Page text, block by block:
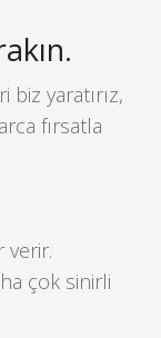
yaratırız,
fırsatla
verir.
çok sinirli